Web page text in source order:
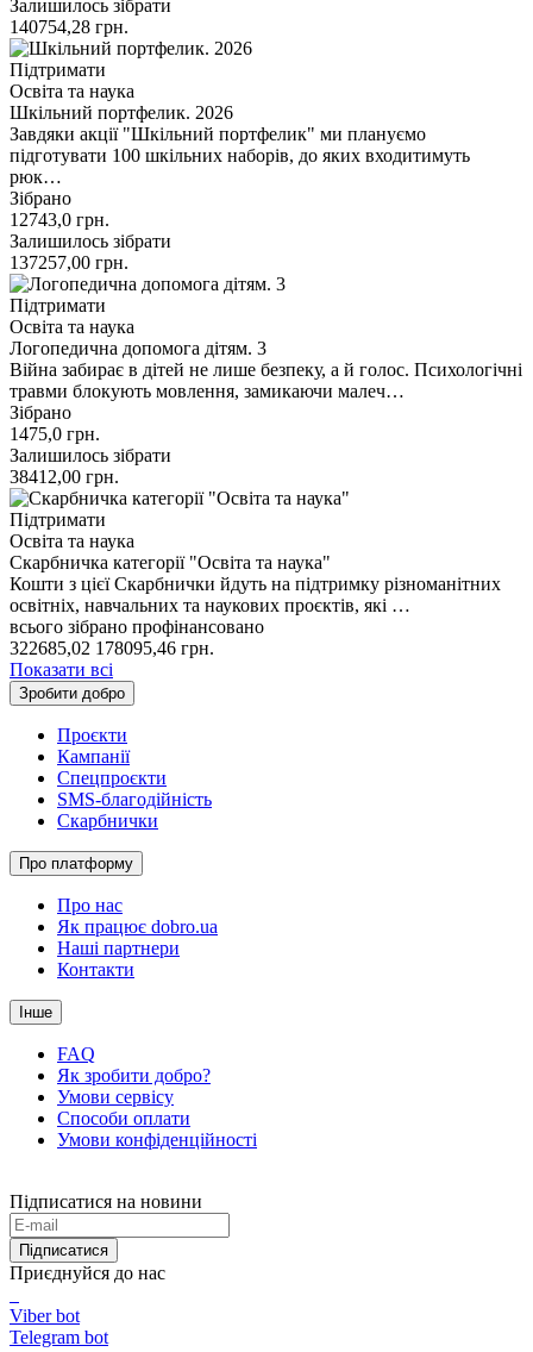
Залишилось зібрати
140754,28 грн.
Підтримати
Освіта та наука
Шкільний портфелик. 2026
Завдяки акції "Шкільний портфелик" ми плануємо
підготувати 100 шкільних наборів, до яких входитимуть
рюк…
Зібрано
12743,0 грн.
Залишилось зібрати
137257,00 грн.
Підтримати
Освіта та наука
Логопедична допомога дітям. 3
Війна забирає в дітей не лише безпеку, а й голос. Психологічні
травми блокують мовлення, замикаючи малеч…
Зібрано
1475,0 грн.
Залишилось зібрати
38412,00 грн.
Підтримати
Освіта та наука
Скарбничка категорії "Освіта та наука"
Кошти з цієї Скарбнички йдуть на підтримку різноманітних
освітніх, навчальних та наукових проєктів, які …
всього зібрано профінансовано
322685,02 178095,46 грн.
Показати всі
Зробити добро
Проєкти
Кампанії
Спецпроєкти
SMS-благодійність
Скарбнички
Про платформу
Про нас
Як працює dobro.ua
Наші партнери
Контакти
Інше
FAQ
Як зробити добро?
Умови сервісу
Способи оплати
Умови конфіденційності
Підписатися на новини
Підписатися
Приєднуйся до нас
Viber bot
Telegram bot